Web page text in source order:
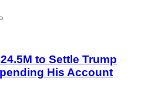
to Settle Trump
His Account